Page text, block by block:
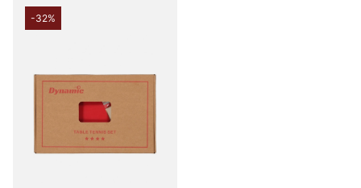
Andre populære mærker:
Björn Borg
Oscar Jacobson
-32%